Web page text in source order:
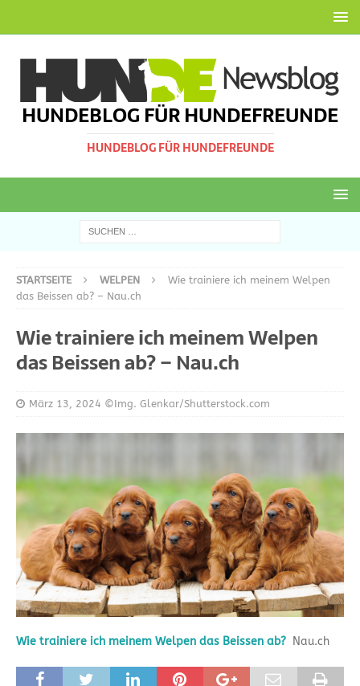
HUNDEBLOG FÜR HUNDEFREUNDE
HUNDEBLOG FÜR HUNDEFREUNDE
STARTSEITE WELPEN
Wie trainiere ich meinem Welpen
das Beissen ab? – Nau.ch
Wie trainiere ich meinem Welpen
das Beissen ab? – Nau.ch
März 13, 2024 ©Img. Glenkar/Shutterstock.com
Wie trainiere ich meinem Welpen das Beissen ab? Nau.ch